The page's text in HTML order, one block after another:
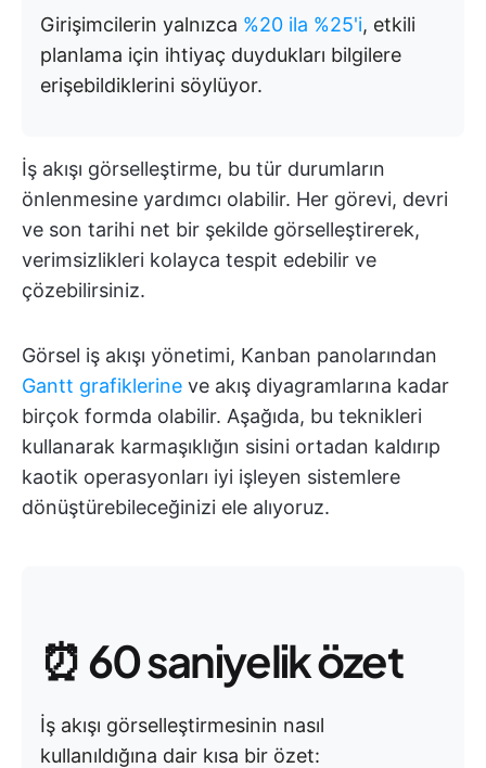
Girişimcilerin yalnızca %20 ila %25'i, etkili
planlama için ihtiyaç duydukları bilgilere
erişebildiklerini söylüyor.
İş akışı görselleştirme, bu tür durumların
önlenmesine yardımcı olabilir. Her görevi, devri
ve son tarihi net bir şekilde görselleştirerek,
verimsizlikleri kolayca tespit edebilir ve
çözebilirsiniz.
Görsel iş akışı yönetimi, Kanban panolarından
Gantt grafiklerine ve akış diyagramlarına kadar
birçok formda olabilir. Aşağıda, bu teknikleri
kullanarak karmaşıklığın sisini ortadan kaldırıp
kaotik operasyonları iyi işleyen sistemlere
dönüştürebileceğinizi ele alıyoruz.
⏰ 60 saniyelik özet
İş akışı görselleştirmesinin nasıl
kullanıldığına dair kısa bir özet: